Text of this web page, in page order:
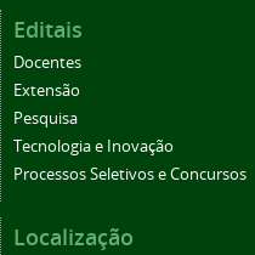
Editais
Docentes
Extensão
Pesquisa
Tecnologia e Inovação
Processos Seletivos e Concursos
Localização